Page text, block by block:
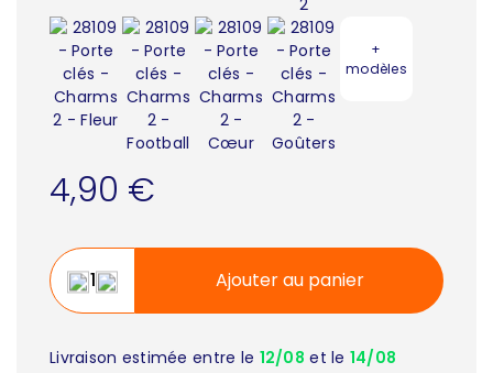
+
modèles
4,90 €
Ajouter au panier
Livraison estimée entre le 12/08 et le 14/08